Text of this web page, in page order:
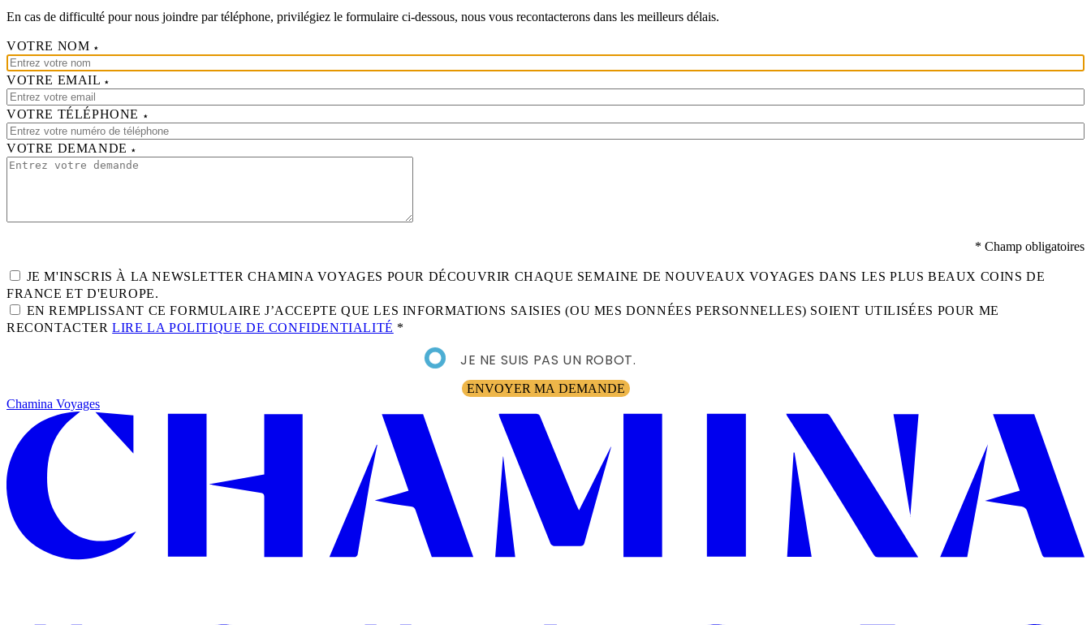
En cas de difficulté pour nous joindre par téléphone, privilégiez le formulaire ci-dessous, nous vous recontacterons dans les meilleurs délais.
VOTRE NOM
VOTRE EMAIL
VOTRE TÉLÉPHONE
VOTRE DEMANDE
* Champ obligatoires
JE M'INSCRIS À LA NEWSLETTER CHAMINA VOYAGES POUR DÉCOUVRIR CHAQUE SEMAINE DE NOUVEAUX VOYAGES DANS LES PLUS BEAUX COINS DE
FRANCE ET D'EUROPE.
EN REMPLISSANT CE FORMULAIRE J’ACCEPTE QUE LES INFORMATIONS SAISIES (OU MES DONNÉES PERSONNELLES) SOIENT UTILISÉES POUR ME
RECONTACTERLIRE LA POLITIQUE DE CONFIDENTIALITÉ *
JE NE SUIS PAS UN ROBOT.
ENVOYER MA DEMANDE
Chamina Voyages